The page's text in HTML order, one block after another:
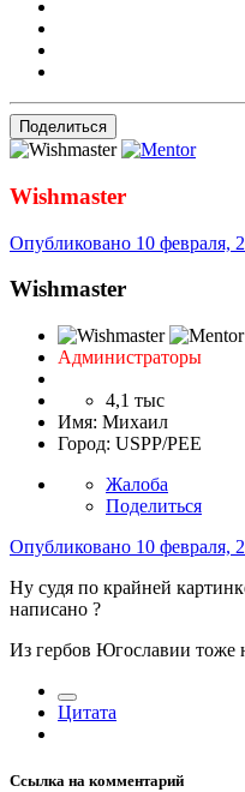
Поделиться
Wishmaster
Опубликовано 10 февраля,
Wishmaster
Администраторы
4,1 тыс
Имя: Михаил
Город: USPP/PEE
Жалоба
Поделиться
Опубликовано 10 февраля,
Ну судя по крайней
написано ?
Из гербов Югославии тоже
Цитата
Ссылка на комментарий